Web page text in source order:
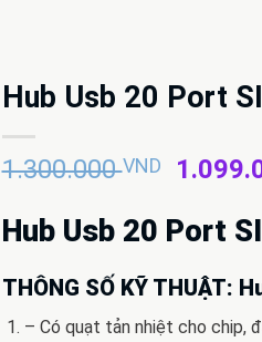
Hub Usb 20 Port
1.300.000VND
Giá
là:
Hub Usb 20 Port
THÔNG SỐ KỸ THUẬT:
– Có quạt tản nhiệt cho chip,